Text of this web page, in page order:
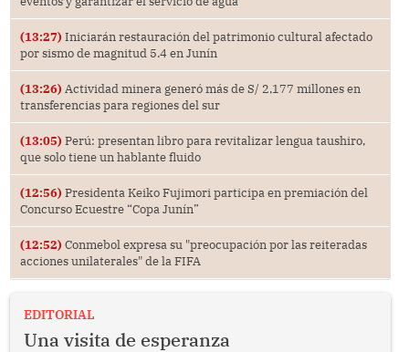
(13:27) Iniciarán restauración del patrimonio cultural afectado
por sismo de magnitud 5.4 en Junín
(13:26) Actividad minera generó más de S/ 2,177 millones en
transferencias para regiones del sur
(13:05) Perú: presentan libro para revitalizar lengua taushiro,
que solo tiene un hablante fluido
(12:56) Presidenta Keiko Fujimori participa en premiación del
Concurso Ecuestre “Copa Junín”
(12:52) Conmebol expresa su "preocupación por las reiteradas
acciones unilaterales" de la FIFA
EDITORIAL
Una visita de esperanza